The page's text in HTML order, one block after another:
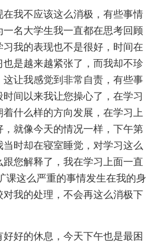
在我不应该这么消极，有些事情
名大学生我一直都在思考回顾
我的表现也不是很好，时间在
是越来越紧张了，而我却不珍
让我感觉到非常自责，有些事
间以来我让您操心了，在学习
着什么样的方向发展，在学习上
就像今天的情况一样，下午第
时却在寝室睡觉，对学习这么
您解释了，我在学习上面一直
课这么严重的事情发生在我的身
对我的处理，不会再这么消极下
好好的休息，今天下午也是最困